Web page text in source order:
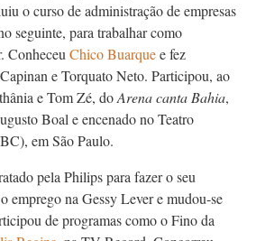
o curso de administração de empresas
seguinte, para trabalhar como
Conheceu Chico Buarquee fez
e Torquato Neto. Participou, ao
e Tom Zé, doArena canta Bahia,
Boal e encenado no Teatro
em São Paulo.
pela Philips para fazer o seu
emprego na Gessy Lever e mudou-se
de programas como o Fino da